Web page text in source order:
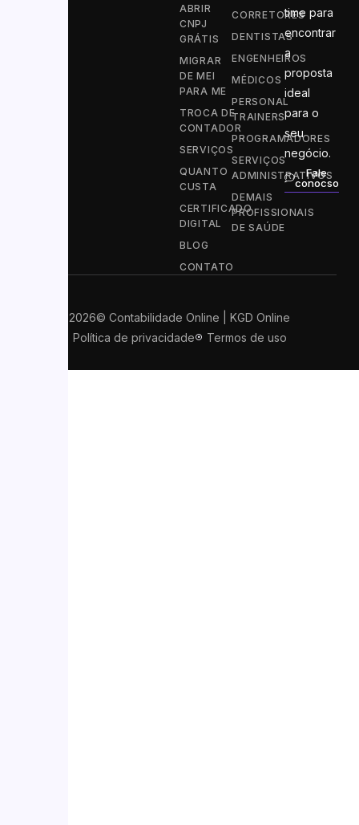
ABRIR
CNPJ
GRÁTIS
MIGRAR
DE MEI
PARA ME
TROCA DE
CONTADOR
SERVIÇOS
QUANTO
CUSTA
CERTIFICADO
DIGITAL
BLOG
CONTATO
CORRETORES
DENTISTAS
ENGENHEIROS
MÉDICOS
PERSONAL
TRAINERS
PROGRAMADORES
SERVIÇOS
ADMINISTRATIVOS
DEMAIS
PROFISSIONAIS
DE SAÚDE
time para
encontrar
a
proposta
ideal
para o
seu
negócio.
Fale
conocso
2026© Contabilidade Online | KGD Online
Política de privacidade
Termos de uso